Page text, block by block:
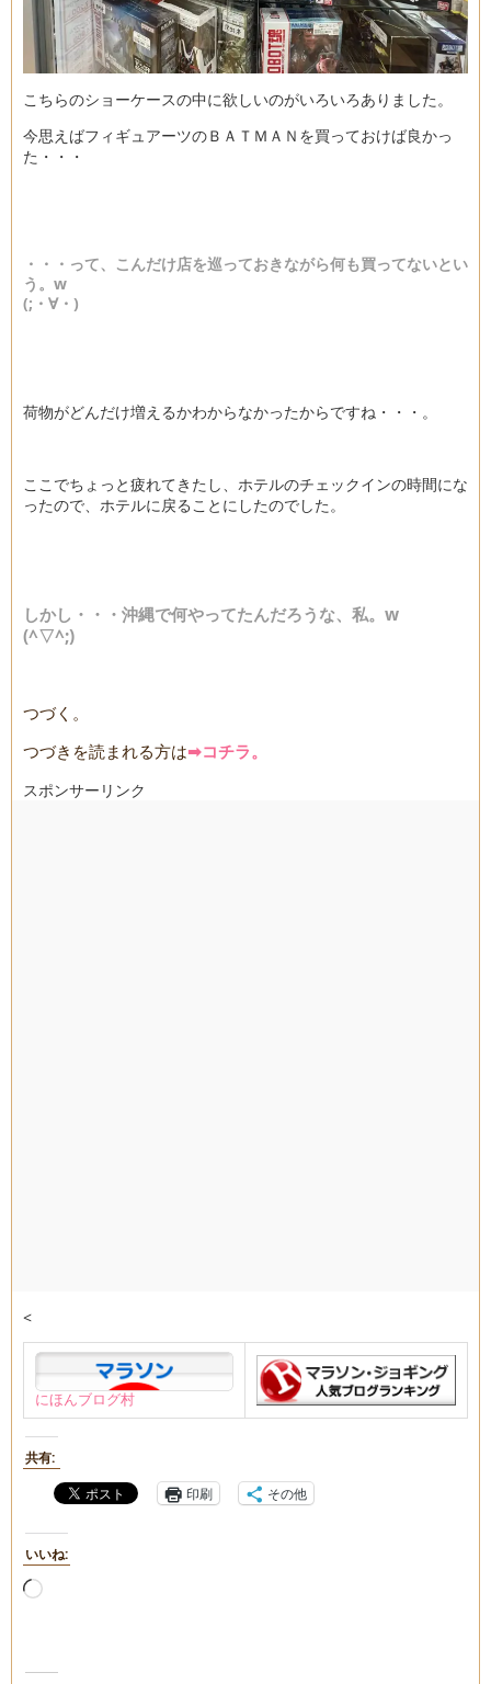
こちらのショーケースの中に欲しいのがいろいろありました。
今思えばフィギュアーツのＢＡＴＭＡＮを買っておけば良かっ
た・・・
・・・って、こんだけ店を巡っておきながら何も買ってないとい
う。w
(;・∀・)
荷物がどんだけ増えるかわからなかったからですね・・・。
ここでちょっと疲れてきたし、ホテルのチェックインの時間にな
ったので、ホテルに戻ることにしたのでした。
しかし・・・沖縄で何やってたんだろうな、私。w
(^▽^;)
つづく。
つづきを読まれる方は➡コチラ。
スポンサーリンク
<
にほんブログ村
共有:
印刷
その他
いいね:
読
中…